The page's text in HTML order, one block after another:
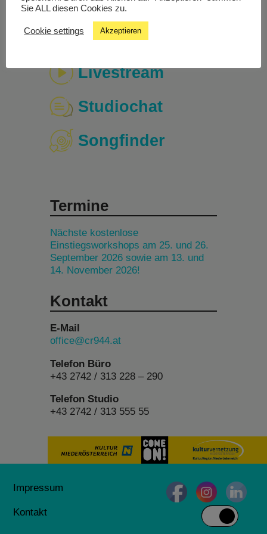
Livestream
Studiochat
Songfinder
Termine
Nächste kostenlose
Einstiegsworkshops am 25. und 26.
September 2026 sowie am 13. und
14. November 2026!
Kontakt
E-Mail
office@cr944.at
Telefon Büro
+43 2742 / 313 228 – 290
Telefon Studio
+43 2742 / 313 555 55
Impressum
Kontakt
Sie ALL diesen Cookies zu.
Cookie settings Akzeptieren